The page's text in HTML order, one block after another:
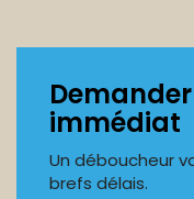
immédiat
Un déboucheur
brefs délais.